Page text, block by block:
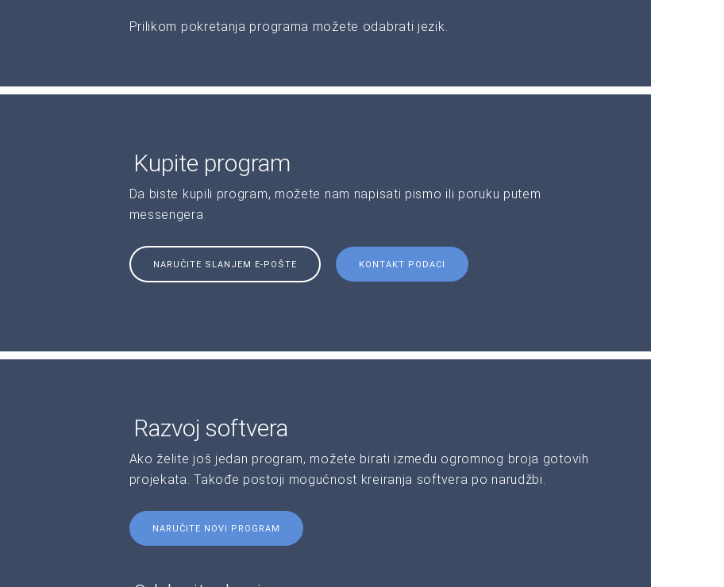
Prilikom pokretanja programa možete odabrati jezik.
Kupite program
Da biste kupili program, možete nam napisati pismo ili poruku putem
messengera
NARUČITE SLANJEM E-POŠTE KONTAKT PODACI
Razvoj softvera
Ako želite još jedan program, možete birati između ogromnog broja gotovih
projekata. Takođe postoji mogućnost kreiranja softvera po narudžbi.
NARUČITE NOVI PROGRAM